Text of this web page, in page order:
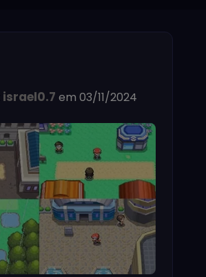
israel0.7 em 03/11/2024